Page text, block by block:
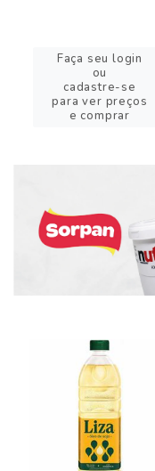
Faça seu login
ou
cadastre-se
para ver preços
e comprar